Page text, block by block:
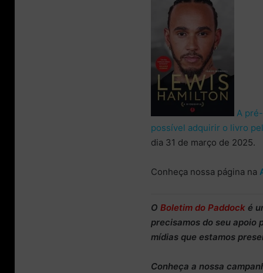
A
possível adquirir o livro
dia 31 de março de 2025.
Conheça nossa página na
O Boletim do Paddock é
precisamos do seu apoio
mídias que estamos
Conheça a nossa